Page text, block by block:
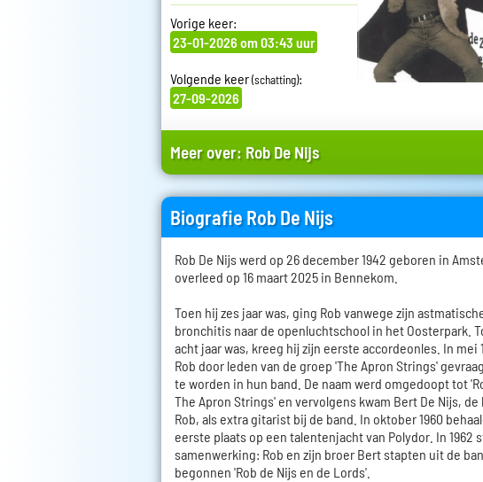
Vorige keer:
23-01-2026 om 03:43 uur
Volgende keer(schatting):
27-09-2026
Meer over: Rob De Nijs
Biografie Rob De Nijs
Rob De Nijs werd op 26 december 1942 geboren in
overleed op 16 maart 2025 in Bennekom.
Toen hij zes jaar was, ging Rob vanwege zijn
bronchitis naar de openluchtschool in het Oosterpark.
acht jaar was, kreeg hij zijn eerste accordeonles. In mei
Rob door leden van de groep 'The Apron Strings'
te worden in hun band. De naam werd omgedoopt tot
The Apron Strings' en vervolgens kwam Bert De Nijs, de
Rob, als extra gitarist bij de band. In oktober 1960
eerste plaats op een talentenjacht van Polydor. In 1962
samenwerking: Rob en zijn broer Bert stapten uit de
begonnen 'Rob de Nijs en de Lords'.